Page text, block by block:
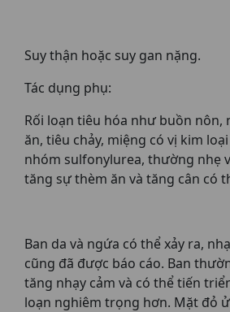
Suy thận hoặc suy gan nặng.
Tác dụng phụ:
Rối loạn tiêu hóa như buồn nôn,
ăn, tiêu chảy, miệng có vị kim
nhóm sulfonylurea, thường nhẹ
tăng sự thèm ăn và tăng cân có
Ban da và ngứa có thể xảy ra,
cũng đã được báo cáo. Ban
tăng nhạy cảm và có thể tiến
loạn nghiêm trọng hơn. Mặt đỏ